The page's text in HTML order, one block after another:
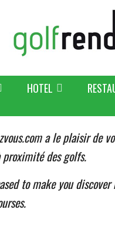
HOTEL
a le plaisir de
proximité des golfs.
to make you